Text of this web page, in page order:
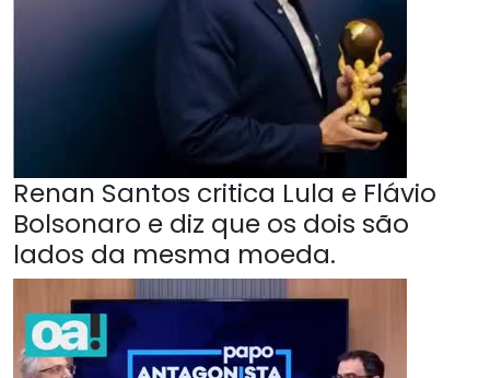
Renan Santos critica Lula e Flávio
Bolsonaro e diz que os dois são
lados da mesma moeda.